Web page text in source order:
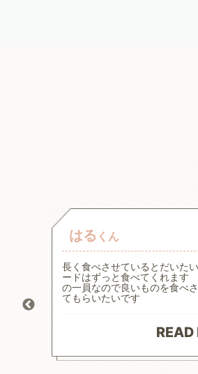
はる くん
長く食べさせているとだいた
ードはずっと食べてくれま
の一員なので良いものを食べ
てもらいたいです
READ